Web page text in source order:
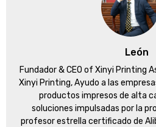
León
Fundador &CEO of Xinyi Printing
Xinyi Printing, Ayudo a las
productos impresos de alta
soluciones impulsadas por la
profesor estrella certificado de